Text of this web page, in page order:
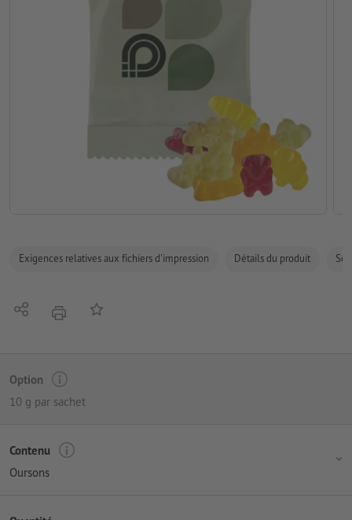
Exigences relatives aux fichiers d'impression Détails du produit
PartagerimprimerAjouter à liste d'article
Option
10 g par sachet
Contenu
Oursons